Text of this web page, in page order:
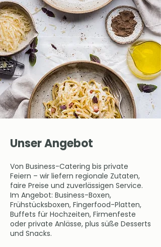
Unser Angebot
Von Business-Catering bis private
Feiern – wir liefern regionale Zutaten,
faire Preise und zuverlässigen Service.
Im Angebot: Business-Boxen,
Frühstücksboxen, Fingerfood-Platten,
Buffets für Hochzeiten, Firmenfeste
oder private Anlässe, plus süße Desserts
und Snacks.